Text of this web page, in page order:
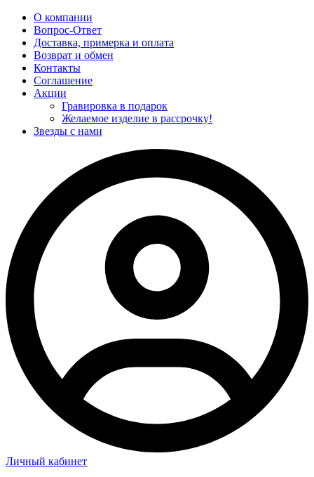
О компании
Вопрос-Ответ
Доставка, примерка и оплата
Возврат и обмен
Контакты
Соглашение
Акции
Гравировка в подарок
Желаемое изделие в рассрочку!
Звезды с нами
Личный кабинет